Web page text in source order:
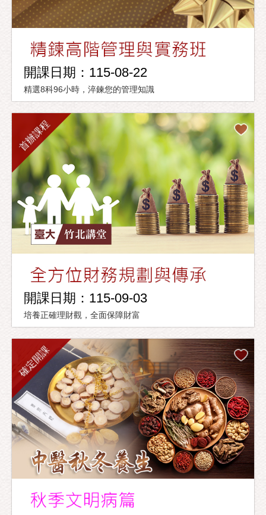
開課日期：115-08-22
精選8科96小時，淬鍊您的管理知識
首辦課程
開課日期：115-09-03
培養正確理財觀，全面保障財富
確定開課